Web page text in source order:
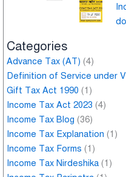
Categories
Advance Tax (AT) (4)
Definition of Service under
Gift Tax Act 1990 (1)
Income Tax Act 2023 (4)
Income Tax Blog (36)
Income Tax Explanation (1)
Income Tax Forms (1)
Income Tax Nirdeshika (1)